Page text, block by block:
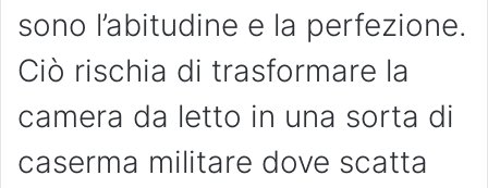
sono l’abitudine e la perfezione.
Ciò rischia di trasformare la
camera da letto in una sorta di
caserma militare dove scatta